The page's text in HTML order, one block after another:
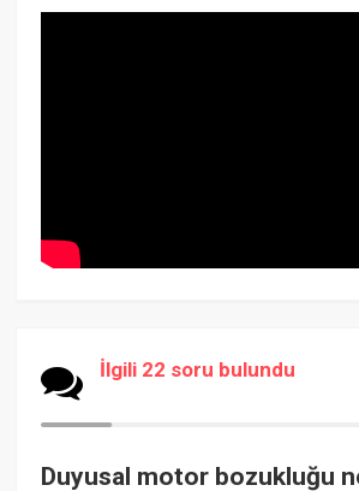
İlgili 22 soru bulundu
Duyusal motor bozukluğu